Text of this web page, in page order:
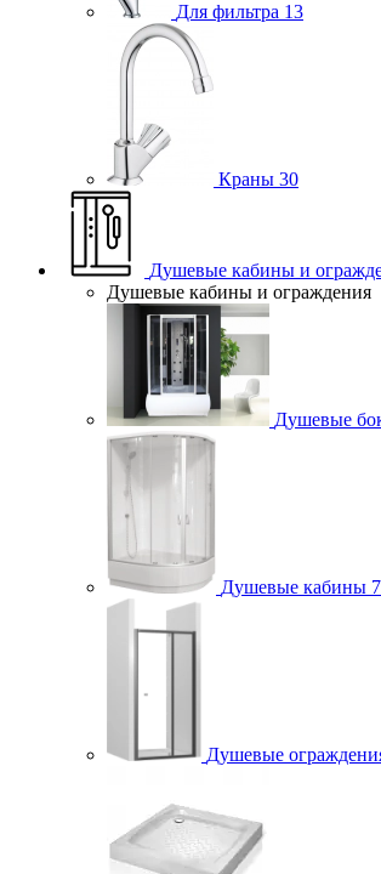
Для фильтра 13
Краны 30
Душевые кабины и
Душевые кабины и ограждения
Душевые
Душевые кабины
Душевые